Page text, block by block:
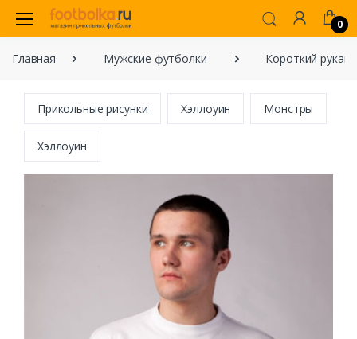
0
Главная Мужские футболки Короткий рукав
Прикольные рисунки Хэллоуин Монстры
Хэллоуин